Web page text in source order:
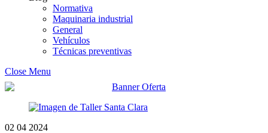
Normativa
Maquinaria industrial
General
Vehículos
Técnicas preventivas
Close Menu
02 04 2024